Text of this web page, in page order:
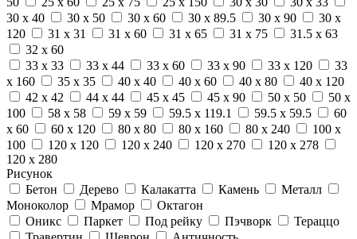
30 x 40
30 x 50 30 x 60 30 x 89.5 30 x 90
30 x
120
31 x 31 31 x 60 31 x 65 31 x 75
31.5 x 63
32 x 60
33 x 33
33 x 44 33 x 60 33 x 90 33 x 120
33
x 160
35 x 35 40 x 40 40 x 60 40 x 80
40 x 120
42 x 42
44 x 44 45 x 45 45 x 90 50 x 50
50 x
100
58 x 58 59 x 59 59.5 x 119.1 59.5 x 59.5
60
x 60
60 x 120 80 x 80 80 x 160 80 x 240
100 x
100
120 x 120 120 x 240 120 x 270
120 x 278
120 x 280
Рисунок
Бетон
Дерево Калакатта Камень
Металл
Моноколор
Мрамор
Октагон
Оникс
Паркет Под рейку Пэчворк
Тераццо